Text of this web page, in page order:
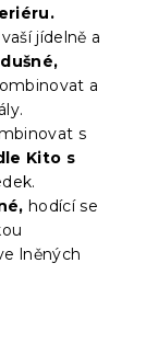
jídelně a
a
s
Kito s
hodící se
lněných